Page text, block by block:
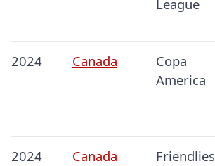
League
2024 Canada
Copa
America
2024 Canada Friendlies